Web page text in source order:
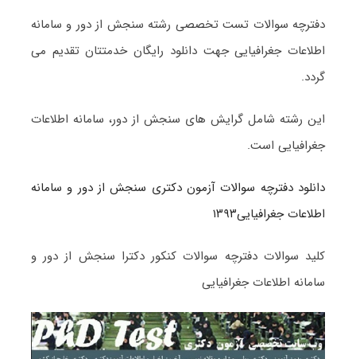
دفترچه سوالات تست تخصصی رشته سنجش از دور و سامانه
اطلاعات جغرافیایی جهت دانلود رایگان خدمتتان تقدیم می
گردد.
این رشته شامل گرایش های سنجش از دور، سامانه اطلاعات
جغرافیایی است.
دانلود دفترچه سوالات آزمون دکتری سنجش از دور و سامانه
اطلاعات جغرافیایی۱۳۹۳
کلید سوالات دفترچه سوالات کنکور دکترا سنجش از دور و
سامانه اطلاعات جغرافیایی